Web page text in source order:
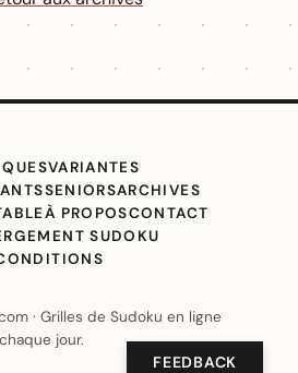
VARIANTES
SENIORSARCHIVES
À PROPOSCONTACT
SUDOKU
· Grilles de Sudoku en ligne
jour.
FEEDBACK